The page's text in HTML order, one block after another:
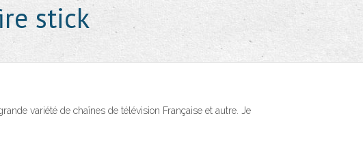
stick
variété de chaînes de télévision Française et autre. Je